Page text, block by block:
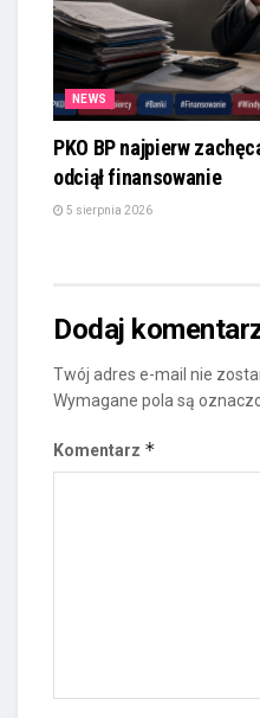
NEWS
PKO BP najpierw
odciął finansowanie
5 sierpnia 2026
Dodaj
Twój adres e-mail nie
Wymagane pola są
Komentarz *